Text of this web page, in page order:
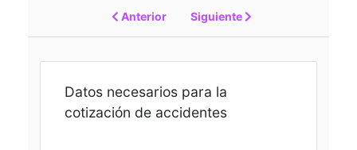
Anterior Siguiente
Datos necesarios para la
cotización de accidentes